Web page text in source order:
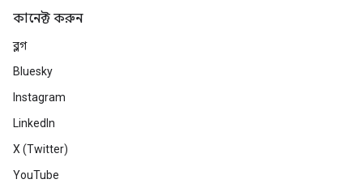
কানেক্ট করুন
ব্লগ
Bluesky
Instagram
LinkedIn
X (Twitter)
YouTube